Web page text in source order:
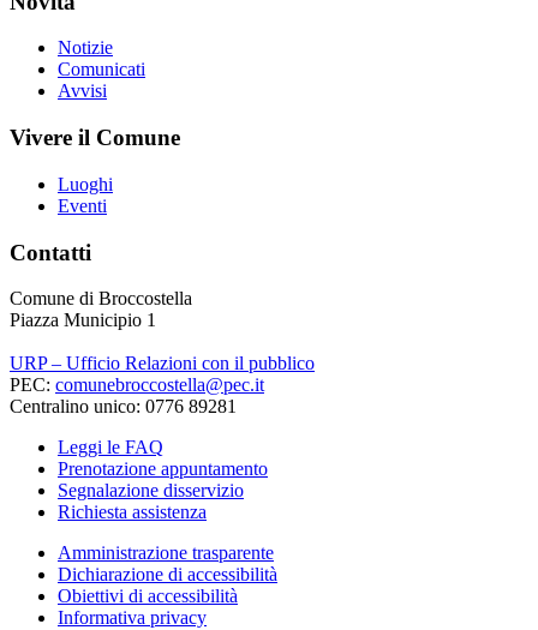
Notizie
Comunicati
Avvisi
Vivere il Comune
Luoghi
Eventi
Contatti
Comune di Broccostella
Piazza Municipio 1
URP – Ufficio Relazioni con il pubblico
PEC: comunebroccostella@pec.it
Centralino unico: 0776 89281
Leggi le FAQ
Prenotazione appuntamento
Segnalazione disservizio
Richiesta assistenza
Amministrazione trasparente
Dichiarazione di accessibilità
Obiettivi di accessibilità
Informativa privacy